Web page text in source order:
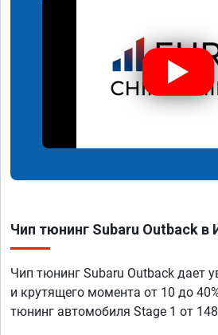
Чип тюнинг Subaru Outback в
Чип тюнинг Subaru Outback дает
и крутящего момента от 10 до
тюнинг автомобиля Stage 1 от